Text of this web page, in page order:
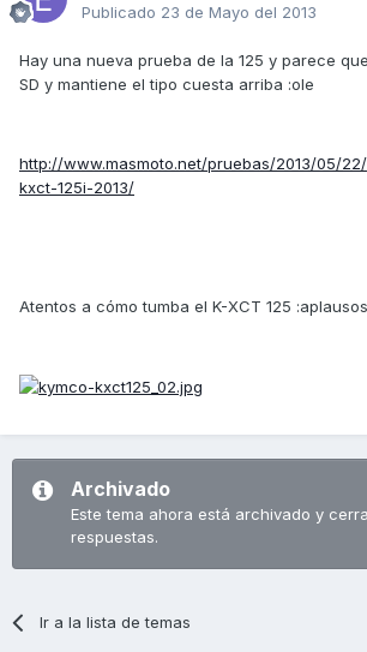
Publicado 23 de Mayo del 2013
Hay una nueva prueba de la 125 y parece
SD y mantiene el tipo cuesta arriba :ole
http://www.masmoto.net/pruebas/2013/05/
kxct-125i-2013/
Atentos a cómo tumba el K-XCT 125 :aplausos
Archivado
Este tema ahora está archivado y
respuestas.
Ir a la lista de temas